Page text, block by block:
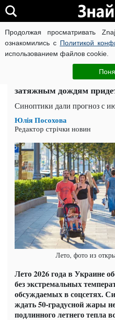
Продолжая просматривать
ознакомились с Политикой
использованием файлов cookie.
ВОЙНА РОССИИ ПРОТИВ
Лето готовит погодные
затяжным дождям
Синоптики дали прогноз с
Юлія Посохова
Редактор стрічки новин
Лето, фото из
Лето 2026 года в Украине
без экстремальных
обсуждаемых в соцсетях.
ждать 50-градусной жары
подлинного летнего тепла